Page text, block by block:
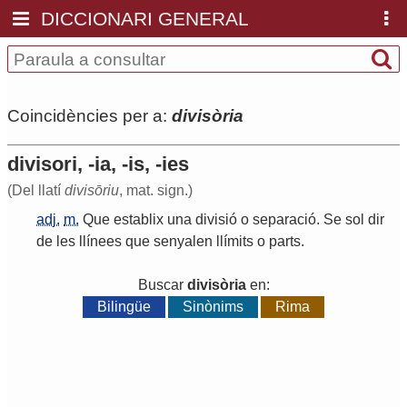
DICCIONARI GENERAL
Coincidències per a: divisòria
divisori, -ia, -is, -ies
(Del llatí divisōriu, mat. sign.)
adj. m. Que establix una divisió o separació. Se sol dir
de les llínees que senyalen llímits o parts.
Buscar divisòriaen:
Bilingüe
Sinònims Rima